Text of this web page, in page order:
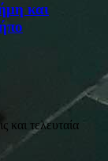
και
και τελευταία